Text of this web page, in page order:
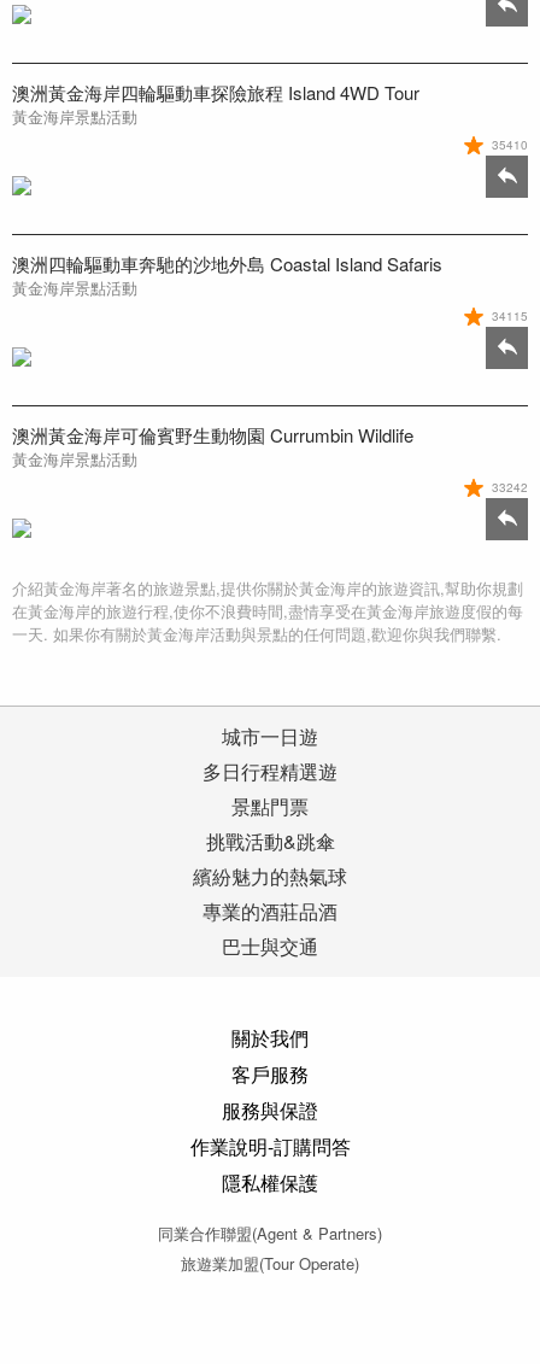
澳洲黃金海岸四輪驅動車探險旅程 Island 4WD Tour
黃金海岸景點活動
35410
澳洲四輪驅動車奔馳的沙地外島 Coastal Island Safaris
黃金海岸景點活動
34115
澳洲黃金海岸可倫賓野生動物園 Currumbin Wildlife
黃金海岸景點活動
33242
介紹黃金海岸著名的旅遊景點,提供你關於黃金海岸的旅遊資訊,幫助你規劃
在黃金海岸的旅遊行程,使你不浪費時間,盡情享受在黃金海岸旅遊度假的每
一天. 如果你有關於黃金海岸活動與景點的任何問題,歡迎你與我們聯繫.
城市一日遊
多日行程精選遊
景點門票
挑戰活動&跳傘
繽紛魅力的熱氣球
專業的酒莊品酒
巴士與交通
關於我們
客戶服務
服務與保證
作業說明-訂購問答
隱私權保護
同業合作聯盟(Agent & Partners)
旅遊業加盟(Tour Operate)